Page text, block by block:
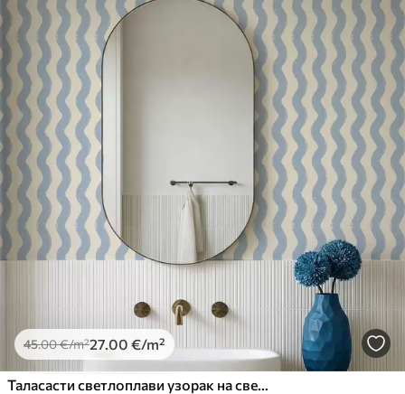
обрадом лакова могу се очистити
Метод примене Беспрекорна апликација
Доступни материјали
Standard
45 .0027 .00 € /m²
Premium
Premium Vinil
65.00 € /m²
45.00€/m²27.00 €/m²
Таласасти светлоплави узорак на светлој позадини